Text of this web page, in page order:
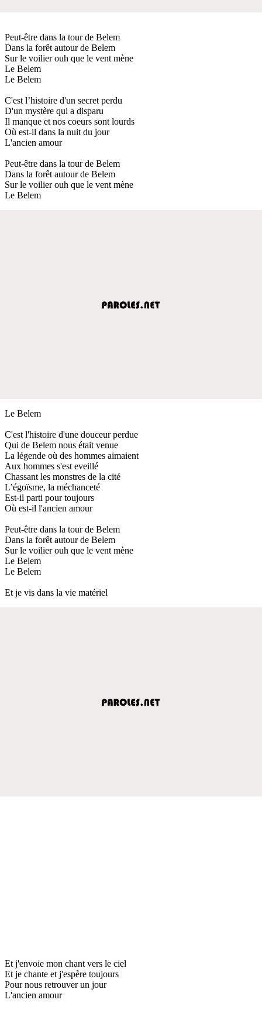
Peut-être dans la tour de Belem
Dans la forêt autour de Belem
Sur le voilier ouh que le vent mène
Le Belem
Le Belem
C'est l’histoire d'un secret perdu
D'un mystère qui a disparu
Il manque et nos coeurs sont lourds
Où est-il dans la nuit du jour
L'ancien amour
Peut-être dans la tour de Belem
Dans la forêt autour de Belem
Sur le voilier ouh que le vent mène
Le Belem
Le Belem
C'est l'histoire d'une douceur perdue
Qui de Belem nous était venue
La légende où des hommes aimaient
Aux hommes s'est eveillé
Chassant les monstres de la cité
L’égoïsme, la méchanceté
Est-il parti pour toujours
Où est-il l'ancien amour
Peut-être dans la tour de Belem
Dans la forêt autour de Belem
Sur le voilier ouh que le vent mène
Le Belem
Le Belem
Et je vis dans la vie matériel
Et j'envoie mon chant vers le ciel
Et je chante et j'espère toujours
Pour nous retrouver un jour
L'ancien amour